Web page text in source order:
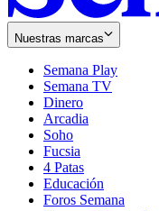
Nuestras marcas
Semana Play
Semana TV
Dinero
Arcadia
Soho
in
new
window
Fucsia
in
new
window
4 Patas
Educación
Foros Semana